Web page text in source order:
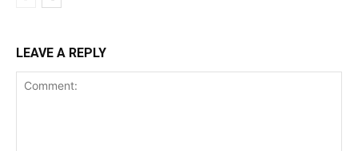
LEAVE A REPLY